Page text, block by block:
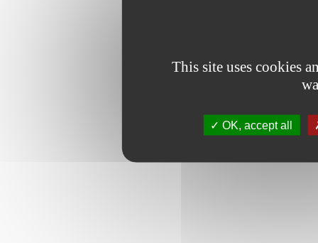
This site uses cookies
OK, accept all